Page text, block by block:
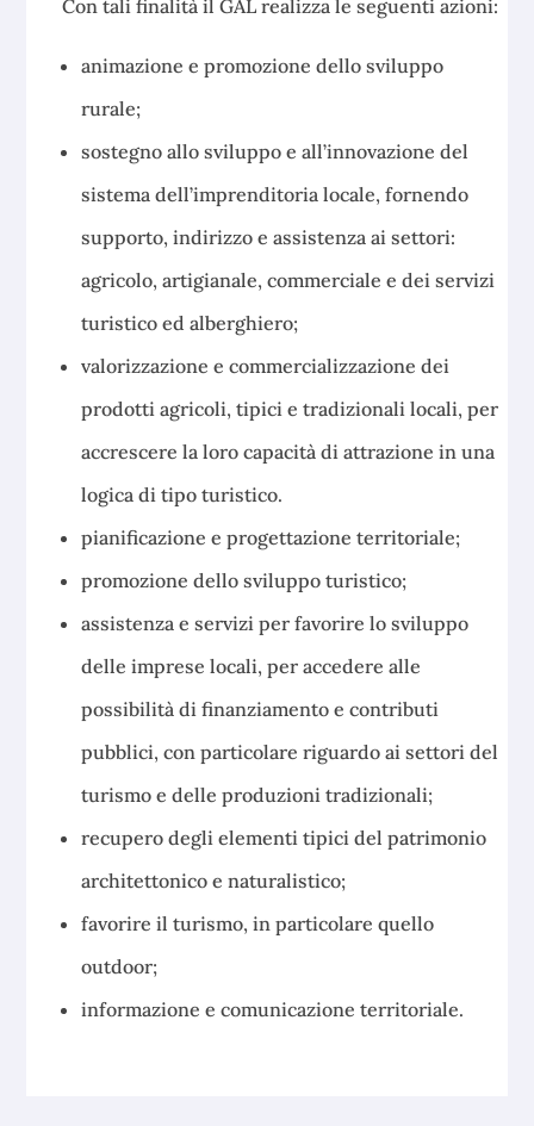
Con tali finalità il GAL realizza le seguenti azioni:
animazione e promozione dello sviluppo
rurale;
sostegno allo sviluppo e all’innovazione del
sistema dell’imprenditoria locale, fornendo
supporto, indirizzo e assistenza ai settori:
agricolo, artigianale, commerciale e dei servizi
turistico ed alberghiero;
valorizzazione e commercializzazione dei
prodotti agricoli, tipici e tradizionali locali, per
accrescere la loro capacità di attrazione in una
logica di tipo turistico.
pianificazione e progettazione territoriale;
promozione dello sviluppo turistico;
assistenza e servizi per favorire lo sviluppo
delle imprese locali, per accedere alle
possibilità di finanziamento e contributi
pubblici, con particolare riguardo ai settori del
turismo e delle produzioni tradizionali;
recupero degli elementi tipici del patrimonio
architettonico e naturalistico;
favorire il turismo, in particolare quello
outdoor;
informazione e comunicazione territoriale.